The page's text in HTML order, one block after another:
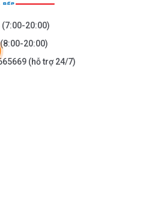
(7:00-20:00)
20:00)
(hỗ trợ 24/7)